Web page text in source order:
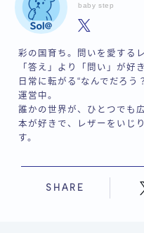
baby step
彩の国育ち。問いを愛する
「答え」より「問い」が好
日常に転がる“なんでだろう
運営中。
誰かの世界が、ひとつでも
本が好きで、レザーをいじ
す。
SHARE